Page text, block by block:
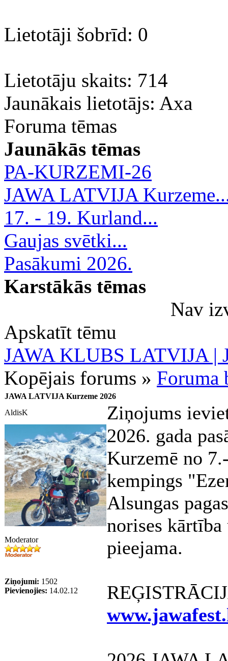
Lietotāji šobrīd: 0
Lietotāju skaits: 714
Jaunākais lietotājs: Axa
Foruma tēmas
Jaunākās tēmas
PA-KURZEMI-26
JAWA LATVIJA
17. - 19. Kurland...
Gaujas svētki...
Pasākumi 2026.
Karstākās tēmas
Nav
Apskatīt tēmu
JAWA KLUBS LATVIJA |
Kopējais forums » Foruma
JAWA LATVIJA Kurzeme 2026
AldisK
Ziņojums
Moderator
Ziņojumi: 1502
Pievienojies: 14.02.12
2026. gada
Kurzemē no
kempings
Alsungas
norises
pieejama.